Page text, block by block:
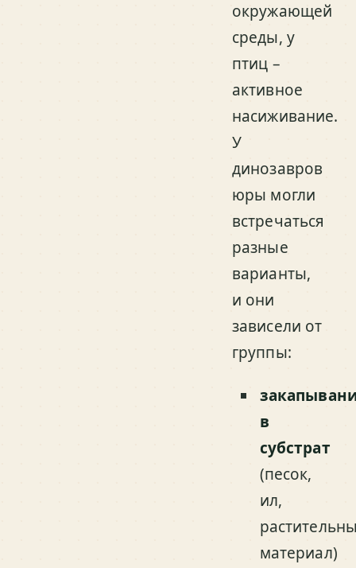
окружающей
среды, у
птиц –
активное
насиживание.
У
динозавров
юры могли
встречаться
разные
варианты,
и они
зависели от
группы:
в
субстрат
(песок,
ил,
материал)